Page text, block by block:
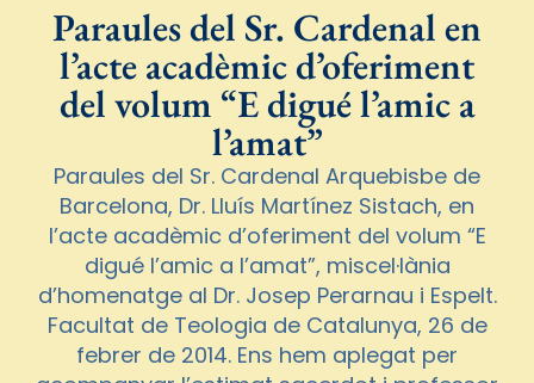
Paraules del Sr. Cardenal en
l’acte acadèmic d’oferiment
del volum “E digué l’amic a
l’amat”
Paraules del Sr. Cardenal Arquebisbe de
Barcelona, Dr. Lluís Martínez Sistach, en
l’acte acadèmic d’oferiment del volum “E
digué l’amic a l’amat”, miscel·lània
d’homenatge al Dr. Josep Perarnau i Espelt.
Facultat de Teologia de Catalunya, 26 de
febrer de 2014. Ens hem aplegat per